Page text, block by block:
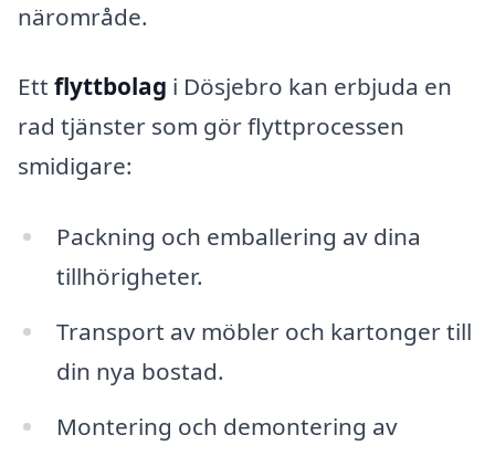
närområde.
Ett flyttbolag i Dösjebro kan erbjuda en
rad tjänster som gör flyttprocessen
smidigare:
Packning och emballering av dina
tillhörigheter.
Transport av möbler och kartonger till
din nya bostad.
Montering och demontering av